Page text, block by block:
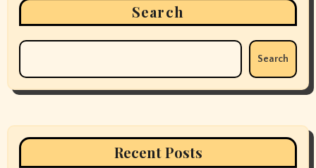
Search
Search
Recent Posts